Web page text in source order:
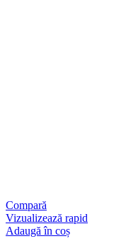
Compară
Vizualizează rapid
Adaugă în coș